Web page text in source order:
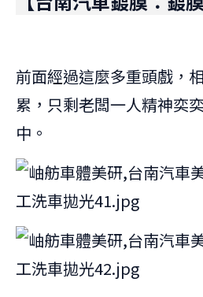
前面經過這麼多重頭戲，
累，只剩老闆一人精神奕
中。